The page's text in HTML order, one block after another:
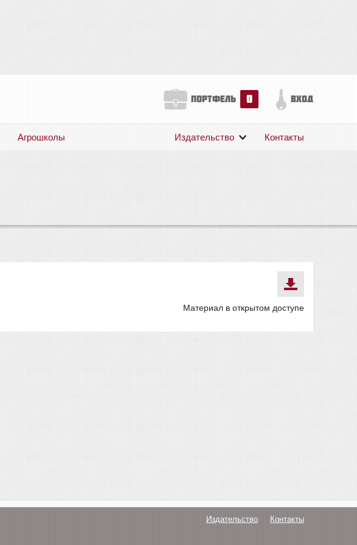
портфель 0 вход
Агрошколы Издательство Контакты
Материал в открытом доступе
Издательство Контакты